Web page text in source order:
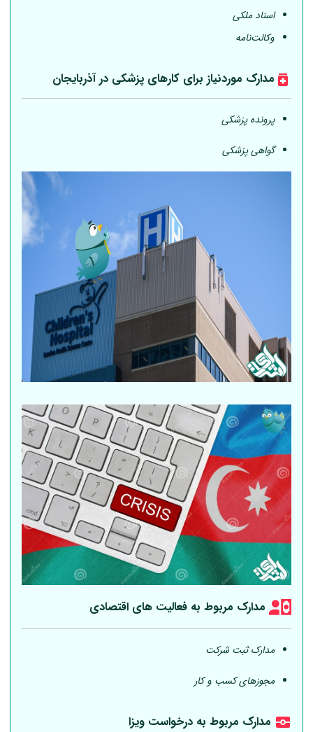
اسناد ملکی
وکالت‌نامه
مدارک موردنیاز برای کارهای پزشکی در آذربایجان
پرونده پزشکی
گواهی پزشکی
مدارک مربوط به فعالیت های اقتصادی
مدارک ثبت شرکت
مجوزهای کسب و کار
مدارک مربوط به درخواست ویزا